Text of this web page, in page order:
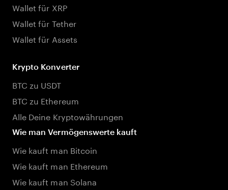
Wallet für XRP
Wallet für Tether
Wallet für Assets
Krypto Konverter
BTC zu USDT
BTC zu Ethereum
Alle Deine Kryptowährungen
Wie man Vermögenswerte kauft
Wie kauft man Bitcoin
Wie kauft man Ethereum
Wie kauft man Solana